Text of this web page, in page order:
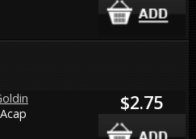
$2.75